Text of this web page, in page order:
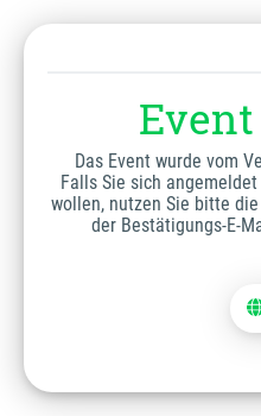
Das Event wurde vom
Falls Sie sich
wollen, nutzen Sie bitte
der Bestätigungs-E-